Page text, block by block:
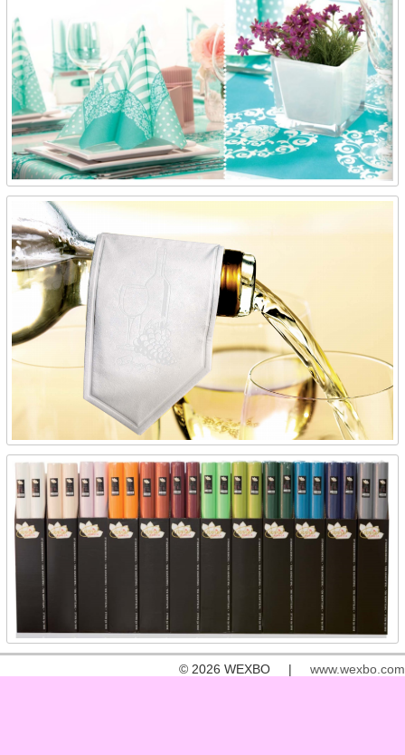
© 2026 WEXBO | www.wexbo.com